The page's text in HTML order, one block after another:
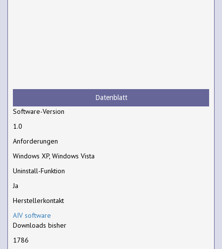
Datenblatt
Software-Version
1.0
Anforderungen
Windows XP, Windows Vista
Uninstall-Funktion
Ja
Herstellerkontakt
AIV software
Downloads bisher
1786